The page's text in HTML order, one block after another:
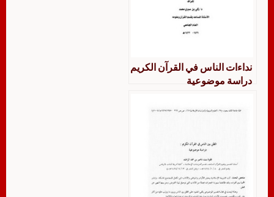
نداءات الناس في القرآن الكريم
دراسة موضوعية